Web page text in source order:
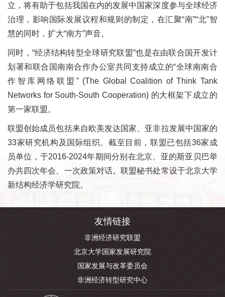
立，将有助于包括我国在内的发展中国家深度参与全球经济
治理，影响国际发展议程和规则的制定，在汇聚“南”“北”智
慧的同时，扩大“南方”声音。
同时，“经济结构转型全球研究联盟”也是在由联合国开发计
划署和联合国南南合作办公室共同支持成立的“全球南南合
作智库网络联盟” (The Global Coalition of Think Tank
Networks for South-South Cooperation) 的大框架下成立的
第一家联盟。
联盟创始成员包括来自欧美发达国家、亚非拉发展中国家的
33家研究机构及国际组织。截至目前，联盟已包括36家成
员单位，于2016-2024年期间分别在北京、亚的斯亚贝巴举
办共四次年会、一次政策对话。联盟秘书处常设于北京大学
新结构经济学研究院。
友情链接
非洲经济研究联盟
北京大学国家发展研究院
国家发展与改革委员会
非洲经济转型研究中心